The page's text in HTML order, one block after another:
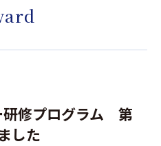
研修プログラム 第
した